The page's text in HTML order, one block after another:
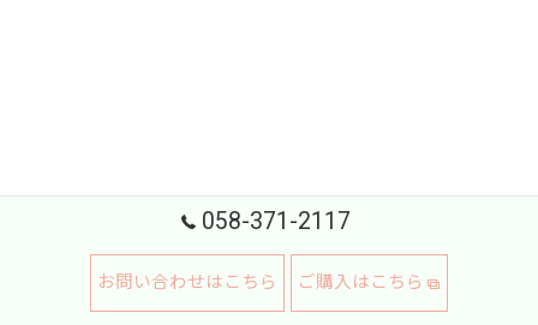
058-371-2117
お問い合わせはこちら ご購入はこちら